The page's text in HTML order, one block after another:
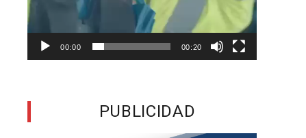
00:00 00:20
PUBLICIDAD